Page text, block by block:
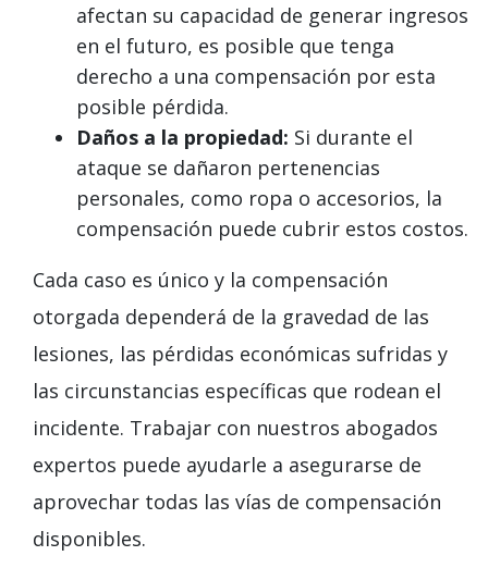
afectan su capacidad de generar ingresos
en el futuro, es posible que tenga
derecho a una compensación por esta
posible pérdida.
Daños a la propiedad: Si durante el
ataque se dañaron pertenencias
personales, como ropa o accesorios, la
compensación puede cubrir estos costos.
Cada caso es único y la compensación
otorgada dependerá de la gravedad de las
lesiones, las pérdidas económicas sufridas y
las circunstancias específicas que rodean el
incidente. Trabajar con nuestros abogados
expertos puede ayudarle a asegurarse de
aprovechar todas las vías de compensación
disponibles.